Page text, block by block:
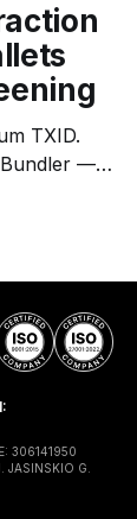
TXID.
Bundler —
EntryPoint
— a
306141950
JASINSKIO G.